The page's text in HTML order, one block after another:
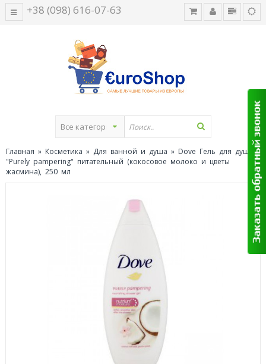
+38 (098) 616-07-63
Главная » Косметика » Для ванной и душа » Dove Гель для душа
"Purely pampering" питательный (кокосовое молоко и цветы
жасмина), 250 мл